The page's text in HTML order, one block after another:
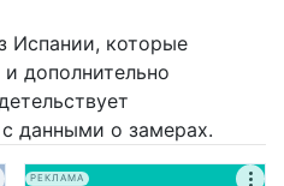
Испании, которые
дополнительно
данными о замерах.
РЕКЛАМА